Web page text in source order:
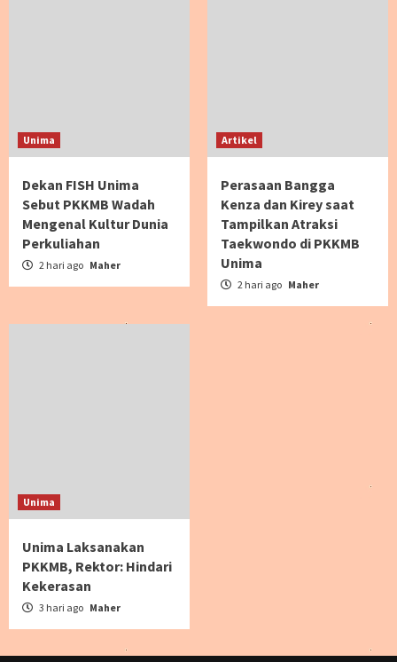
Unima
Dekan FISH Unima
Sebut PKKMB Wadah
Mengenal Kultur Dunia
Perkuliahan
2 hari ago Maher
Artikel
Perasaan Bangga
Kenza dan Kirey saat
Tampilkan Atraksi
Taekwondo di PKKMB
Unima
2 hari ago Maher
Unima
Unima Laksanakan
PKKMB, Rektor: Hindari
Kekerasan
3 hari ago Maher